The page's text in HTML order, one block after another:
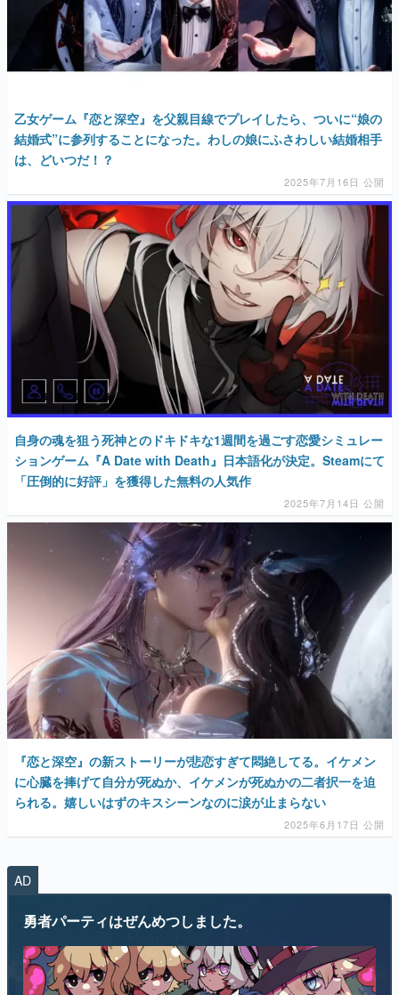
乙女ゲーム『恋と深空』を父親目線でプレイしたら、ついに“娘の
結婚式”に参列することになった。わしの娘にふさわしい結婚相手
は、どいつだ！？
2025年7月16日 公開
自身の魂を狙う死神とのドキドキな1週間を過ごす恋愛シミュレー
ションゲーム『A Date with Death』日本語化が決定。Steamにて
「圧倒的に好評」を獲得した無料の人気作
2025年7月14日 公開
『恋と深空』の新ストーリーが悲恋すぎて悶絶してる。イケメン
に心臓を捧げて自分が死ぬか、イケメンが死ぬかの二者択一を迫
られる。嬉しいはずのキスシーンなのに涙が止まらない
2025年6月17日 公開
AD
勇者パーティはぜんめつしました。